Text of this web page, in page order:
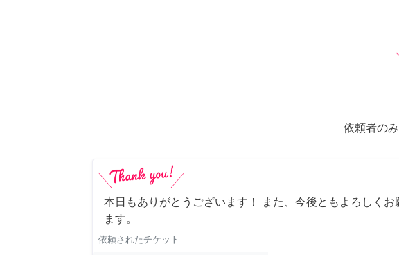
依頼者の
本日もありがとうございます！ また、今後ともよろしくお
ます。
依頼されたチケット